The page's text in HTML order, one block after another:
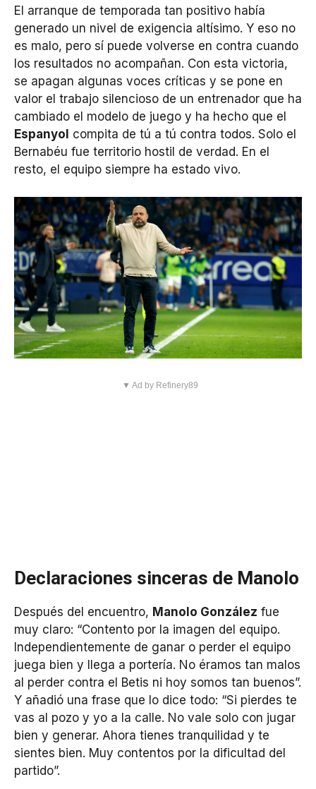
El arranque de temporada tan positivo había
generado un nivel de exigencia altísimo. Y eso no
es malo, pero sí puede volverse en contra cuando
los resultados no acompañan. Con esta victoria,
se apagan algunas voces críticas y se pone en
valor el trabajo silencioso de un entrenador que ha
cambiado el modelo de juego y ha hecho que el
Espanyol compita de tú a tú contra todos. Solo el
Bernabéu fue territorio hostil de verdad. En el
resto, el equipo siempre ha estado vivo.
▼ Ad by Refinery89
Declaraciones sinceras de Manolo
Después del encuentro, Manolo González fue
muy claro: “Contento por la imagen del equipo.
Independientemente de ganar o perder el equipo
juega bien y llega a portería. No éramos tan malos
al perder contra el Betis ni hoy somos tan buenos”.
Y añadió una frase que lo dice todo: “Si pierdes te
vas al pozo y yo a la calle. No vale solo con jugar
bien y generar. Ahora tienes tranquilidad y te
sientes bien. Muy contentos por la dificultad del
partido”.